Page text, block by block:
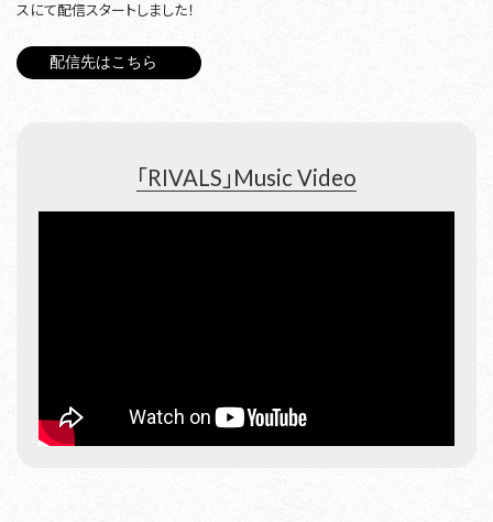
スにて配信スタートしました！
配信先はこちら
「RIVALS」Music Video